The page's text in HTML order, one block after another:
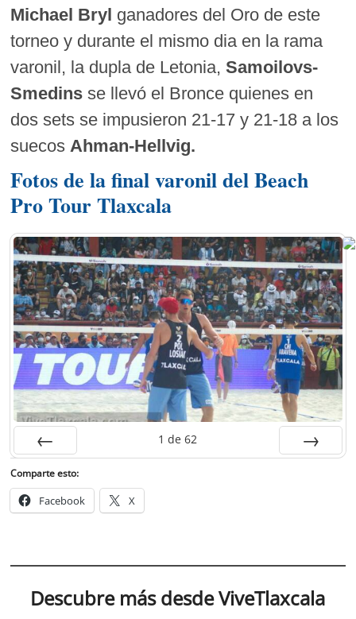
Michael Bryl ganadores del Oro de este
torneo y durante el mismo dia en la rama
varonil, la dupla de Letonia,Samoilovs-
Smedins se llevó el Bronce quienes en
dos sets se impusieron 21-17 y 21-18 a los
suecosAhman-Hellvig.
Fotos de la final varonil del Beach
Pro Tour Tlaxcala
1 de 62
Comparte esto:
Facebook X
Descubre más desde ViveTlaxcala